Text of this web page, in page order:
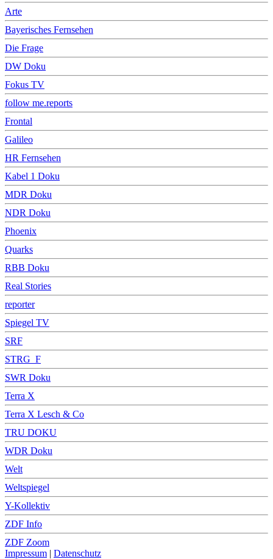
Arte
Bayerisches Fernsehen
Die Frage
DW Doku
Fokus TV
follow me.reports
Frontal
Galileo
HR Fernsehen
Kabel 1 Doku
MDR Doku
NDR Doku
Phoenix
Quarks
RBB Doku
Real Stories
reporter
Spiegel TV
SRF
STRG_F
SWR Doku
Terra X
Terra X Lesch & Co
TRU DOKU
WDR Doku
Welt
Weltspiegel
Y-Kollektiv
ZDF Info
ZDF Zoom
Impressum | Datenschutz